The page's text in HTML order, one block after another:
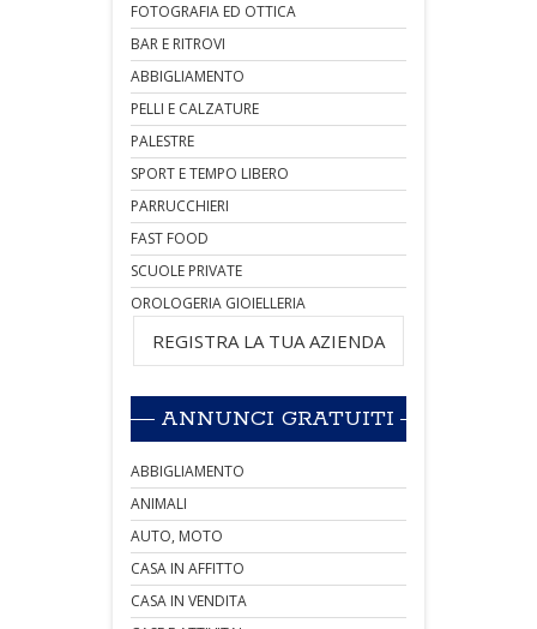
FOTOGRAFIA ED OTTICA
BAR E RITROVI
ABBIGLIAMENTO
PELLI E CALZATURE
PALESTRE
SPORT E TEMPO LIBERO
PARRUCCHIERI
FAST FOOD
SCUOLE PRIVATE
OROLOGERIA GIOIELLERIA
REGISTRA LA TUA AZIENDA
ANNUNCI GRATUITI
ABBIGLIAMENTO
ANIMALI
AUTO, MOTO
CASA IN AFFITTO
CASA IN VENDITA